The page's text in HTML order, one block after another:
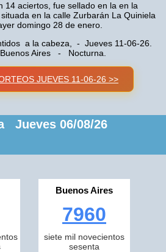
14 aciertos, fue sellado en la en la
en la calle Zurbarán La Quiniela
domingo 28 de enero.
a la cabeza, - Jueves 11-06-26.
Aires - Nocturna.
JUEVES 11-06-26 >>
Jueves 06/08/26
Buenos Aires
7960
siete mil novecientos
sesenta